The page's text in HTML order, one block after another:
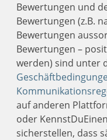
Bewertungen und
Bewertungen (z.B.
Bewertungen
Bewertungen –
werden) sind unter
auf anderen
oder
sicherstellen, dass